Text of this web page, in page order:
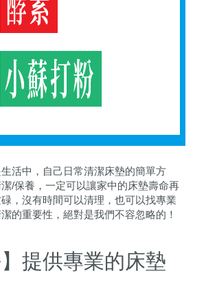
活中，自己日常清潔床墊的簡單方
/保養，一定可以讓家中的床墊壽命再
，沒有時間可以清理，也可以找專業
的重要性，絕對是我們不容忽略的！
】提供專業的床墊